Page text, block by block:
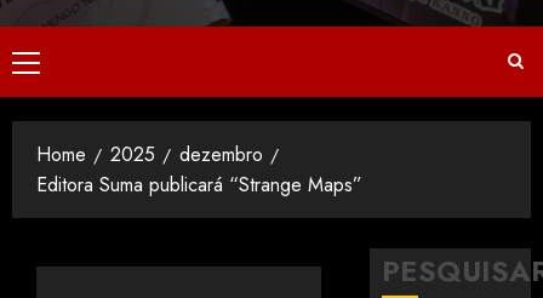
Home 2025
dezembro
Editora Suma publicará “Strange Maps”